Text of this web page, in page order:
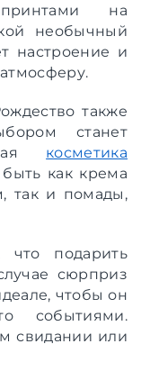
на
необычный
настроение и
также
станет
косметика
как крема
так и помады,
что подарить
сюрприз
чтобы он
событиями.
свидании или